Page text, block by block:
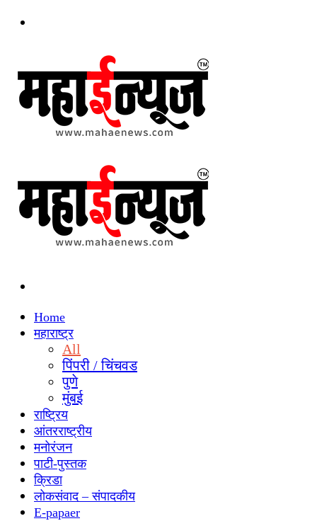
Home
महाराष्ट्र
All
पिंपरी / चिंचवड
पुणे
मुंबई
राष्ट्रिय
आंतरराष्ट्रीय
मनोरंजन
पाटी-पुस्तक
क्रिडा
लोकसंवाद – संपादकीय
E-papaer